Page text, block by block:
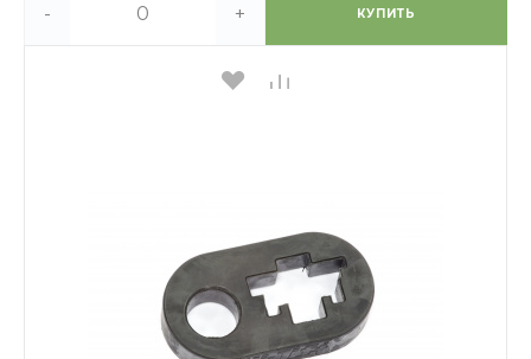
- + КУПИТЬ